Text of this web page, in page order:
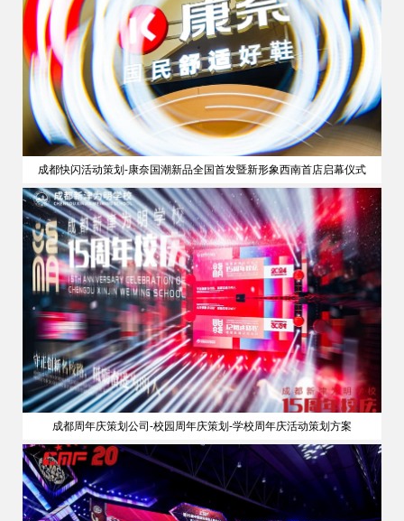
成都快闪活动策划-康奈国潮新品全国首发暨新形象西南首店启幕仪式
成都周年庆策划公司-校园周年庆策划-学校周年庆活动策划方案